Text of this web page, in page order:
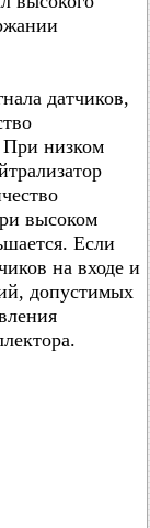
датчиков,
При низком
высоком
Если
на входе и
допустимых